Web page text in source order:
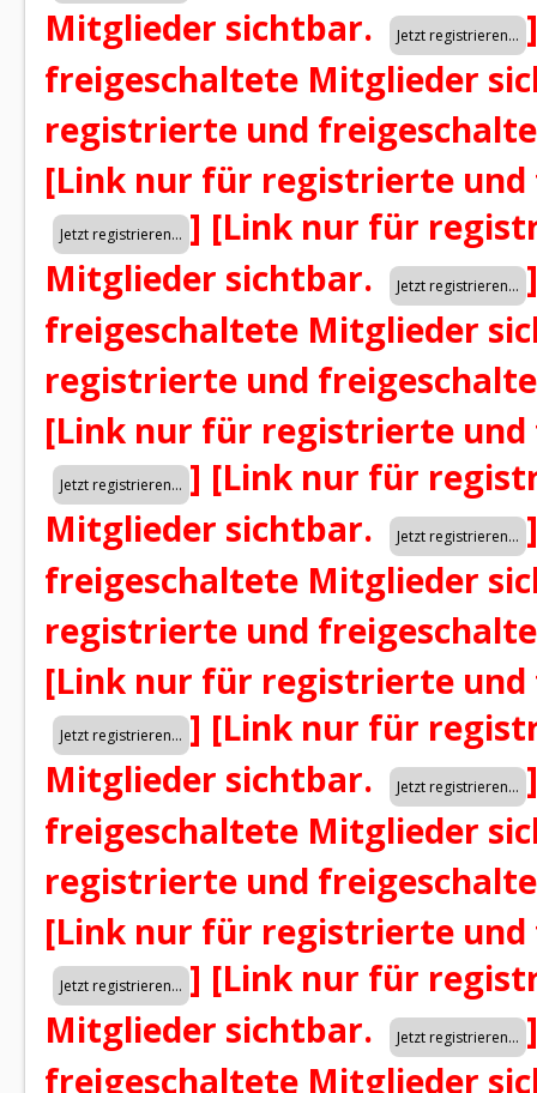
Mitglieder sichtbar.
]
freigeschaltete Mitglieder
registrierte und
[Link nur für registrierte
] [Link nur für
Mitglieder sichtbar.
]
freigeschaltete Mitglieder
registrierte und
[Link nur für registrierte
] [Link nur für
Mitglieder sichtbar.
]
freigeschaltete Mitglieder
registrierte und
[Link nur für registrierte
] [Link nur für
Mitglieder sichtbar.
]
freigeschaltete Mitglieder
registrierte und
[Link nur für registrierte
] [Link nur für
Mitglieder sichtbar.
]
freigeschaltete Mitglieder